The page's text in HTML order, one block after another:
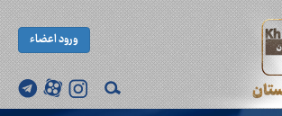
ورود اعضاء